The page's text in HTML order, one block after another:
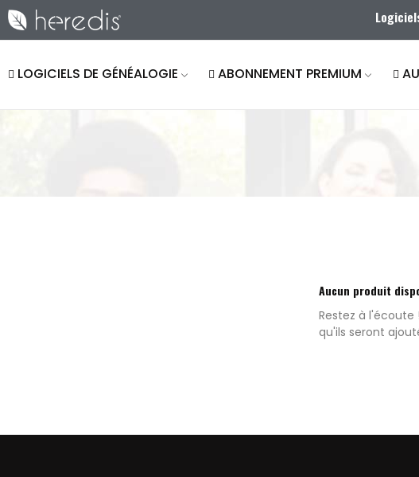
LOGICIELS DE GÉNÉALOGIE ABONNEMENT PREMIUM
Aucun produit
Restez à
qu'ils seront